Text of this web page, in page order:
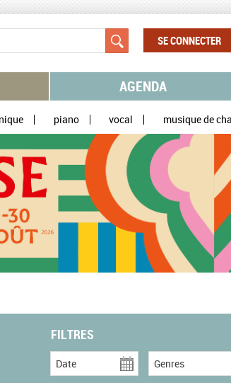
SE CONNECTER
AGENDA
piano vocal musique de
FILTRES
Date Genres